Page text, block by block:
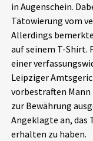
Phänomene
Aktuelles
Alle Beiträge
Veranstaltungen
Über uns
in Augenschein.
Tätowierung vom
Allerdings
auf seinem T-Shirt.
einer
Leipziger
vorbestraften Mann
zur Bewährung
Angeklagte an, das
erhalten zu haben.